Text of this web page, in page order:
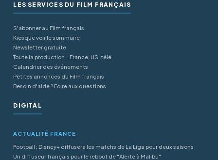
LES SERVICES DU FILM FRANÇAIS
S'abonner au Film français
Kiosque voir le sommaire
Newsletter gratuite
Toute la production - France, US, télé
Calendrier des événements
Petites annonces du Film français
Besoin d'aide ? Foire aux questions
DIGITAL
ACTUALITÉ FRANCE
Football : Disney+ diffusera les matchs de La Liga pour deux saisons
Un diffuseur français pour le reboot de "Alerte à Malibu"